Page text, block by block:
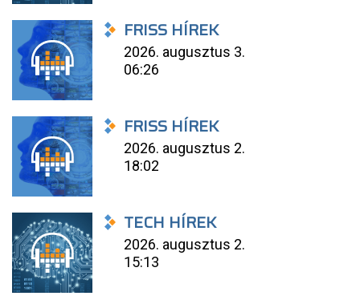
FRISS HÍREK
2026. augusztus 3.
06:26
FRISS HÍREK
2026. augusztus 2.
18:02
TECH HÍREK
2026. augusztus 2.
15:13